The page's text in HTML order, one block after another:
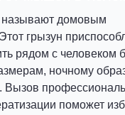
домовым
грызун
рядом с человеком
ночному
Вызов
поможет